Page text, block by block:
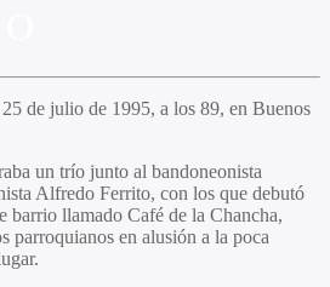
de julio de 1995, a los 89, en Buenos
un trío junto al bandoneonista
Alfredo Ferrito, con los que debutó
barrio llamado Café de la Chancha,
parroquianos en alusión a la poca